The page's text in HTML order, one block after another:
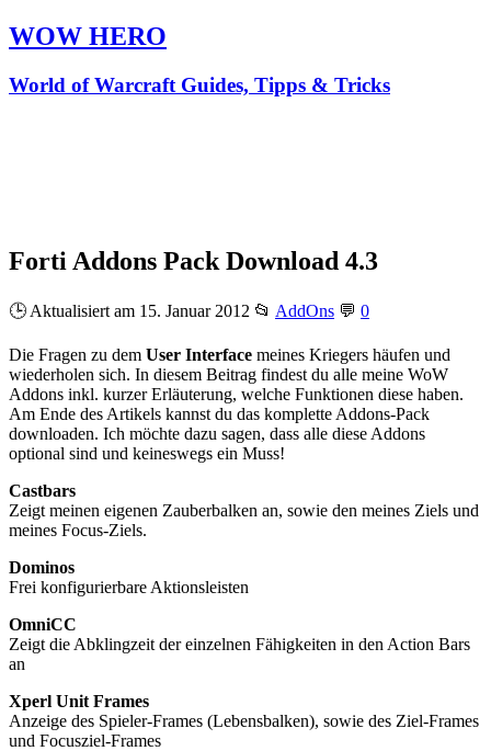
WOW HERO
World of Warcraft Guides, Tipps & Tricks
Forti Addons Pack Download 4.3
🕒 Aktualisiert am 15. Januar 2012 📂 AddOns 💬 0
Die Fragen zu dem User Interface meines Kriegers häufen und
wiederholen sich. In diesem Beitrag findest du alle meine WoW
Addons inkl. kurzer Erläuterung, welche Funktionen diese haben.
Am Ende des Artikels kannst du das komplette Addons-Pack
downloaden. Ich möchte dazu sagen, dass alle diese Addons
optional sind und keineswegs ein Muss!
Castbars
Zeigt meinen eigenen Zauberbalken an, sowie den meines Ziels und
meines Focus-Ziels.
Dominos
Frei konfigurierbare Aktionsleisten
OmniCC
Zeigt die Abklingzeit der einzelnen Fähigkeiten in den Action Bars
an
Xperl Unit Frames
Anzeige des Spieler-Frames (Lebensbalken), sowie des Ziel-Frames
und Focusziel-Frames